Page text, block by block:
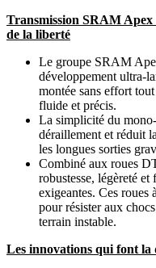
Transmission SRAM Apex
de la liberté
Le groupe SRAM
développement ultra-
montée sans effort
fluide et précis.
La simplicité du
déraillement et réduit
les longues sorties
Combiné aux roues
robustesse, légèreté
exigeantes. Ces
pour résister aux
terrain instable.
Les innovations qui font la